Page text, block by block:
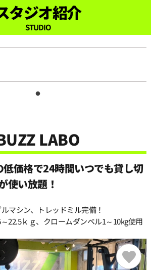
タジオ紹介
STUDIO
LABO
低価格で24時間いつでも貸し切
使い放題！
マシン、トレッドミル完備！
22.5ｋｇ、クロームダンベル1～10kg使用